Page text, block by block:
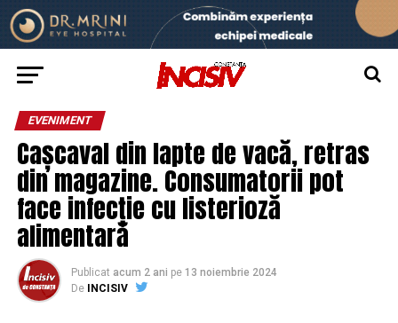
EVENIMENT
Cașcaval din lapte de vacă, retras
din magazine. Consumatorii pot
face infecție cu listerioză
alimentară
Publicat acum 2 ani pe 13 noiembrie 2024
De
INCISIV